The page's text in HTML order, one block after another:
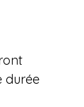
durée